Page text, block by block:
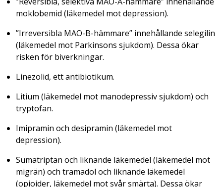
moklobemid (läkemedel mot depression).
”Irreversibla MAO-B-hämmare” innehållande selegilin
(läkemedel mot Parkinsons sjukdom). Dessa ökar
risken för biverkningar.
Linezolid, ett antibiotikum.
Litium (läkemedel mot manodepressiv sjukdom) och
tryptofan.
Imipramin och desipramin (läkemedel mot
depression).
Sumatriptan och liknande läkemedel (läkemedel mot
migrän) och tramadol och liknande läkemedel
(opioider, läkemedel mot svår smärta). Dessa ökar